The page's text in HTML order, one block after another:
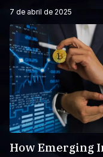
7 de abril de 2025
How Emerging